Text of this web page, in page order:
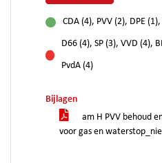
CDA (4), PVV (2), DPE
tegen
D66 (4), SP (3), VVD (4),
PvdA (4)
Bijlagen
am H PVV behoud
voor gas en